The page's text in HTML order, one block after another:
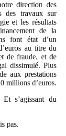
direction des
des travaux sur
et les résultats
de la
font état d’un
au titre du
de fraude, et de
dissimulé. Plus
aux prestations
millions d’euros.
Et s’agissant du
pas.